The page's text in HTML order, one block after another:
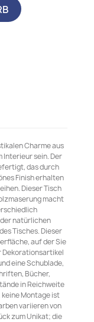
Charme aus
Interieur sein. Der
das durch
Finish erhalten
Dieser Tisch
macht
natürlichen
Tisches. Dieser
auf der Sie
Dekorationsartikel
eine Schublade,
Bücher,
in Reichweite
Montage ist
variieren von
zum Unikat; die